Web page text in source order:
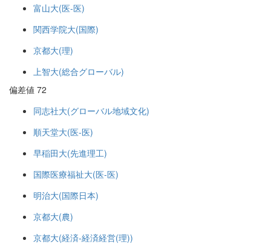
富山大(医-医)
関西学院大(国際)
京都大(理)
上智大(総合グローバル)
偏差値 72
同志社大(グローバル地域文化)
順天堂大(医-医)
早稲田大(先進理工)
国際医療福祉大(医-医)
明治大(国際日本)
京都大(農)
京都大(経済-経済経営(理))